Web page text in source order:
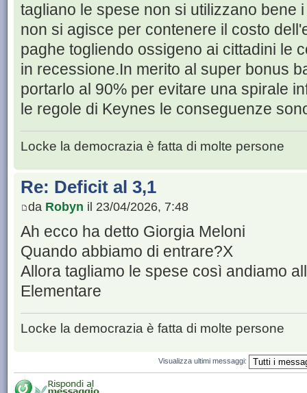
tagliano le spese non si utilizzano bene
non si agisce per contenere il costo
paghe togliendo ossigeno ai cittadini le
in recessione.In merito al super bonus
portarlo al 90% per evitare una spirale
le regole di Keynes le conseguenze
Locke la democrazia è fatta di molte persone
Re: Deficit al 3,1
da Robyn il 23/04/2026, 7:48
Ah ecco ha detto Giorgia Meloni
Quando abbiamo di entrare?X
Allora tagliamo le spese così andiamo
Elementare
Locke la democrazia è fatta di molte persone
Visualizza ultimi messaggi: